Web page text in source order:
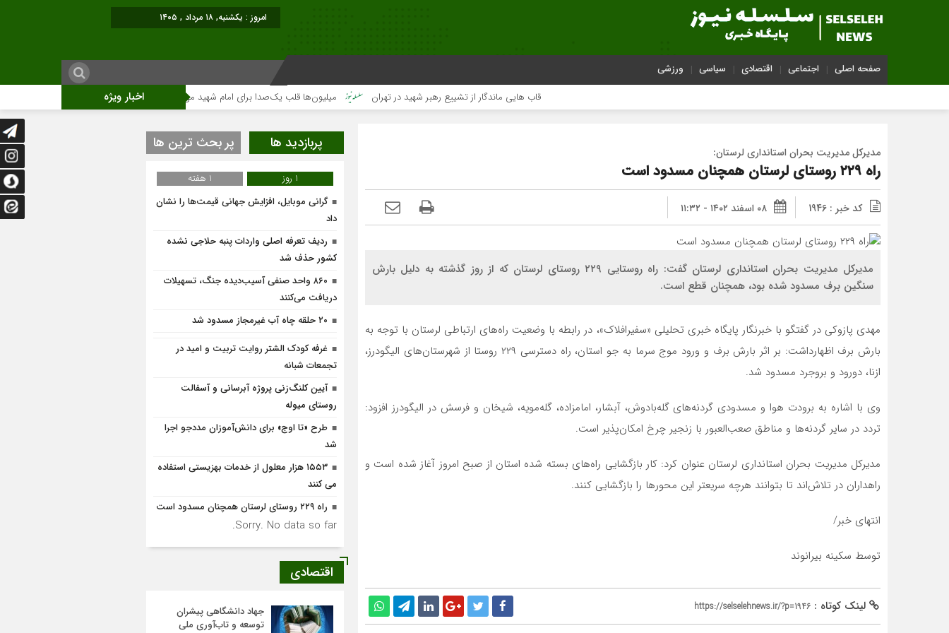
امروز : یکشنبه, ۱۸ مرداد , ۱۴۰۵
صفحه اصلی اجتماعی اقتصادی سیاسی ورزشی
اخبار ویژه قاب هایی ماندگار از تشییع رهبر شهید در تهران میلیون‌ها قلب یک‌صدا برای امام شهید می‌تپد نمایشگاه آثار هنری ویژه ارتحال امام
مدیرکل مدیریت بحران استانداری لرستان:
راه ۲۲۹ روستای لرستان همچنان مسدود است
کد خبر : 1946 ۰۸ اسفند ۱۴۰۲ - ۱۱:۳۲
مدیرکل مدیریت بحران استانداری لرستان گفت: راه روستایی ۲۲۹ روستای لرستان که از روز گذشته به دلیل بارش
سنگین برف مسدود شده بود، همچنان قطع است.
مهدی پازوکی در گفتگو با خبرنگار پایگاه خبری تحلیلی «سفیرافلاک»، در رابطه با وضعیت راه‌های ارتباطی لرستان با توجه به
بارش برف اظهارداشت: بر اثر بارش برف و ورود موج سرما به جو استان، راه دسترسی ۲۲۹ روستا از شهرستان‌های الیگودرز،
ازنا، دورود و بروجرد مسدود شد.
وی با اشاره به برودت هوا و مسدودی گردنه‌های گله‌بادوش، آبشار، امامزاده، گله‌مویه، شیخان و فرسش در الیگودرز افزود:
تردد در سایر گردنه‌ها و مناطق صعب‌العبور با زنجیر چرخ امکان‌پذیر است.
مدیرکل مدیریت بحران استانداری لرستان عنوان کرد: کار بازگشایی راه‌های بسته شده استان از صبح امروز آغاز شده است و
راهداران در تلاش‌اند تا بتوانند هرچه سریعتر این محورها را بازگشایی کنند.
انتهای خبر/
توسط سکینه بیرانوند
لینک کوتاه : https://selselehnews.ir/?p=1946
پربازدید ها پر بحث ترین ها
1 روز
1 هفته
گرانی موبایل، افزایش جهانی قیمت‌ها را نشان
داد
ردیف تعرفه اصلی واردات پنبه حلاجی نشده
کشور حذف شد
۸۶۰ واحد صنفی آسیب‌دیده جنگ، تسهیلات
دریافت می‌کنند
۲۰ حلقه چاه آب غیرمجاز مسدود شد
غرفه کودک الشتر روایت تربیت و امید در
تجمعات شبانه
آیین کلنگ‌زنی پروژه آبرسانی و آسفالت
روستای میوله
طرح «تا اوج» برای دانش‌آموزان مددجو اجرا
شد
۱۵۵۳ هزار معلول از خدمات بهزیستی استفاده
می کنند
راه ۲۲۹ روستای لرستان همچنان مسدود است
Sorry. No data so far.
اقتصادی
جهاد دانشگاهی پیشران
توسعه و تاب‌آوری ملی